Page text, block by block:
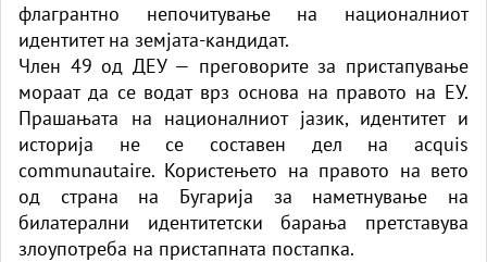
флагрантно непочитување на националниот
идентитет на земјата-кандидат.
Член 49 од ДЕУ — преговорите за пристапување
мораат да се водат врз основа на правото на ЕУ.
Прашањата на националниот јазик, идентитет и
историја не се составен дел на acquis
communautaire. Користењето на правото на вето
од страна на Бугарија за наметнување на
билатерални идентитетски барања претставува
злоупотреба на пристапната постапка.